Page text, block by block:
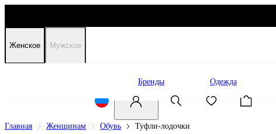
Женское Мужское
Бренды Одежда
Главная Женщинам Обувь Туфли-лодочки